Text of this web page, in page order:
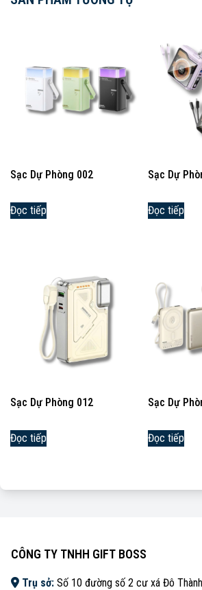
Sạc Dự Phòng 002
Đọc tiếp
Sạc Dự
Đọc tiếp
Sạc Dự Phòng 012
Đọc tiếp
Sạc Dự
Đọc tiếp
CÔNG TY TNHH GIFT BOSS
Trụ sở: Số 10 đường số 2 cư xá Đô